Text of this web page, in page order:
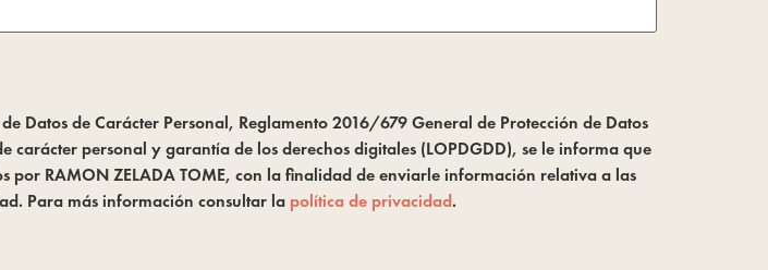
Datos de Carácter Personal, Reglamento 2016/679 General de Protección de Datos
personal y garantía de los derechos digitales (LOPDGDD), se le informa que
por RAMON ZELADA TOME, con la finalidad de enviarle información relativa a las
Para más información consultar la política de privacidad.